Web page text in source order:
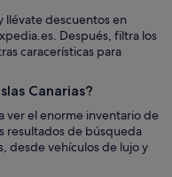
llévate descuentos en
Después, filtra los
caracerísticas para
Canarias?
ver el enorme inventario de
resultados de búsqueda
desde vehículos de lujo y